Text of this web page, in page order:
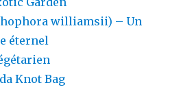
williamsii) – Un
éternel
Knot Bag